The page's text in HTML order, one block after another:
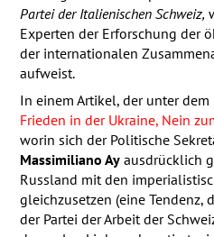
Partei der Italienischen Schweiz,
Experten der Erforschung der
der internationalen
aufweist.
In einem Artikel, der unter dem
Frieden in der Ukraine, Nein
worin sich der Politische
Massimiliano Ayausdrücklich
Russland mit den
gleichzusetzen (eine Tendenz,
der Partei der Arbeit der